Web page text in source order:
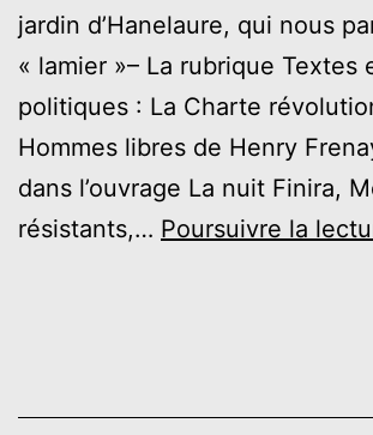
jardin d’Hanelaure, qui nous
« lamier »– La rubrique Textes
politiques : La Charte
Hommes libres de Henry
dans l’ouvrage La nuit Finira,
résistants,… Poursuivre la